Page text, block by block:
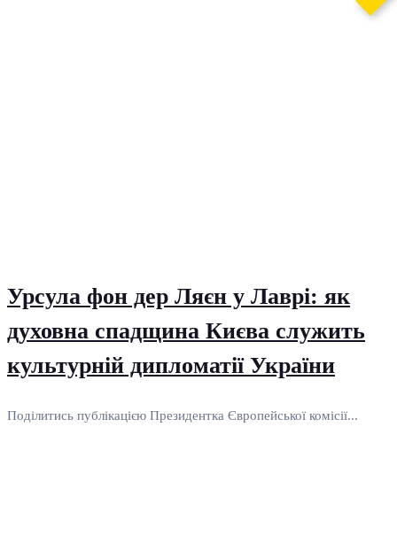
Урсула фон дер Ляєн у Лаврі: як
духовна спадщина Києва служить
культурній дипломатії України
Поділитись публікацією Президентка Європейської комісії...